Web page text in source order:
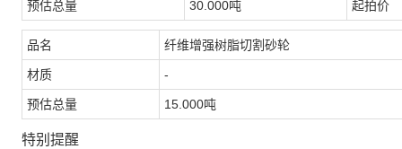
预估总量 30.000吨 起拍价
品名 纤维增强树脂切割砂轮
材质 -
预估总量 15.000吨
特别提醒